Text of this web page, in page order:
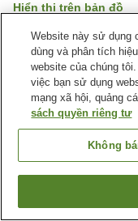
Hiển thị trên bản đồ
Tuyệt vời Đánh
Tiện nghi chỗ nghỉ
Dịch Vụ Đưa Đón
Bể tắm ngoài trời
Trang chủ Nhật Bản
湯谷温泉 合掌造りの宿
Website này sử dụng
dùng và phân tích
website của chúng
việc bạn sử dụng
mạng xã hội, quảng
sách quyền riêng tư
Không